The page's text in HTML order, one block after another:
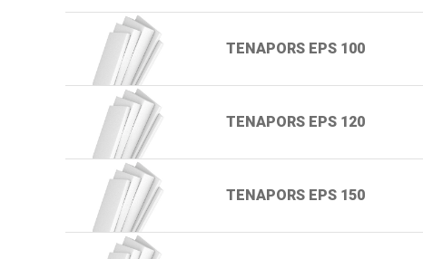
TENAPORS EPS 100
TENAPORS EPS 120
TENAPORS EPS 150